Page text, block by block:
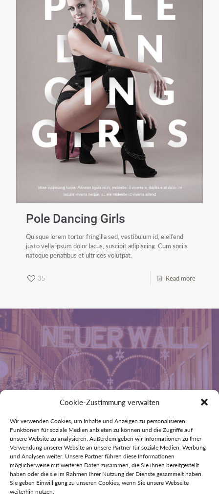
Cookie-Zustimmung verwalten
Wir verwenden Cookies, um Inhalte und Anzeigen zu personalisieren,
Funktionen für soziale Medien anbieten zu können und die Zugriffe auf
unsere Website zu analysieren. Außerdem geben wir Informationen zu Ihrer
Verwendung unserer Website an unsere Partner für soziale Medien, Werbung
und Analysen weiter. Unsere Partner führen diese Informationen
möglicherweise mit weiteren Daten zusammen, die Sie ihnen bereitgestellt
haben oder die sie im Rahmen Ihrer Nutzung der Dienste gesammelt haben.
Sie geben Einwilligung zu unseren Cookies, wenn Sie unsere Webseite
weiterhin nutzen.
Pole Dancing Girls
Quisque lorem tortor fringilla sed, vestibulum id, eleifend
justo vella ipsum dolor lacus, suscipit adipiscing. Cum sociis
natoque penatibus et ultrices volutpat.
35 Read more
Hair Weaving Studio
Ingo Klimmet
Neuer Wall 39
20354 Hamburg